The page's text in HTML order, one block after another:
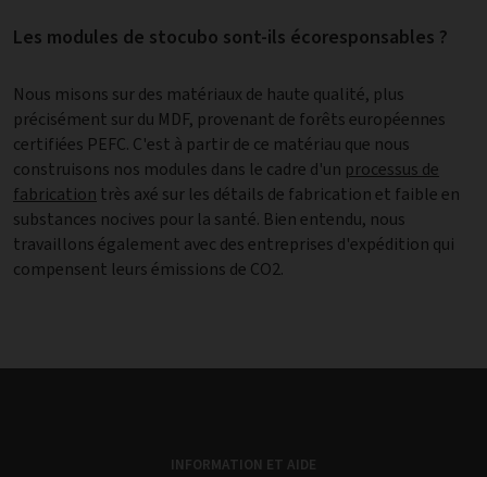
Les modules de stocubo sont-ils écoresponsables ?
Nous misons sur des matériaux de haute qualité, plus
précisément sur du MDF, provenant de forêts européennes
certifiées PEFC. C'est à partir de ce matériau que nous
construisons nos modules dans le cadre d'un processus de
fabrication très axé sur les détails de fabrication et faible en
substances nocives pour la santé. Bien entendu, nous
travaillons également avec des entreprises d'expédition qui
compensent leurs émissions de CO2.
INFORMATION ET AIDE